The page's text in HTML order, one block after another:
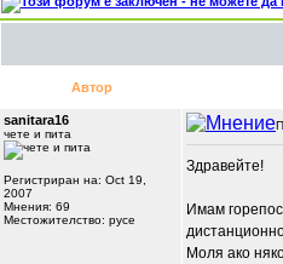
Автор
sanitara16
чете и пита
Регистриран на: Oct 19,
2007
Мнения: 69
Местожителство: русе
Здравейте!
Имам
Моля ако